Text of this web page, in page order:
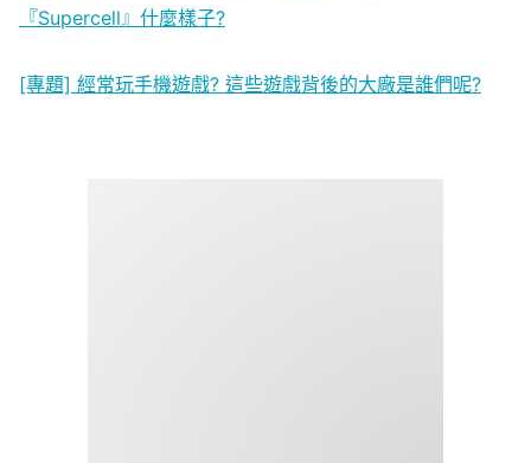
『Supercell』什麼樣子?
[專題] 經常玩手機遊戲? 這些遊戲背後的大廠是誰們呢?